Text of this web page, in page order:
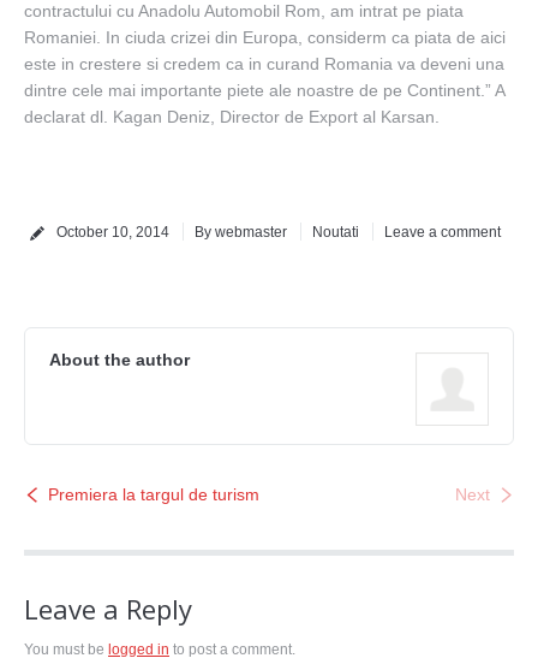
contractului cu Anadolu Automobil Rom, am intrat pe piata
Romaniei. In ciuda crizei din Europa, considerm ca piata de aici
este in crestere si credem ca in curand Romania va deveni una
dintre cele mai importante piete ale noastre de pe Continent.” A
declarat dl. Kagan Deniz, Director de Export al Karsan.
October 10, 2014 By webmaster Noutati Leave a comment
About the author
Premiera la targul de turism Next
Leave a Reply
You must be logged in to post a comment.